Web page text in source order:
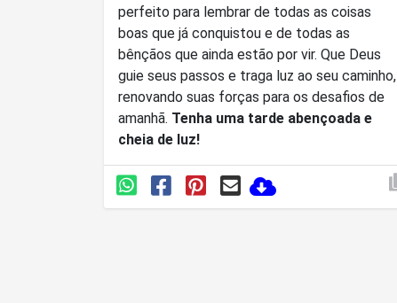
perfeito para lembrar de todas as coisas
boas que já conquistou e de todas as
bênçãos que ainda estão por vir. Que Deus
guie seus passos e traga luz ao seu caminho,
renovando suas forças para os desafios de
amanhã. Tenha uma tarde abençoada e
cheia de luz!